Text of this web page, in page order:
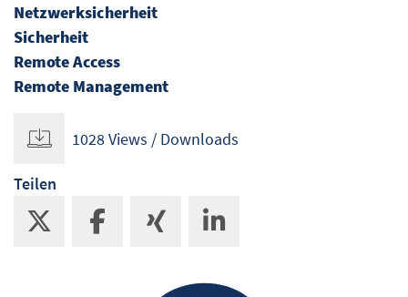
Netzwerksicherheit
Sicherheit
Remote Access
Remote Management
1028 Views / Downloads
Teilen